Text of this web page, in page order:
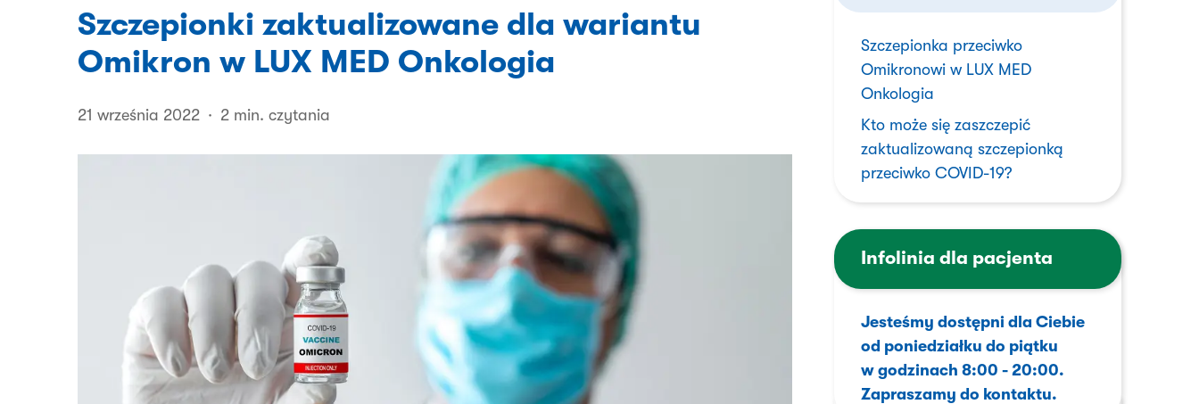
Szczepionki zaktualizowane dla wariantu
Omikron w LUX MED Onkologia
21 września 2022 2 min. czytania
Szczepionka przeciwko
Omikronowi w LUX MED
Onkologia
Kto może się zaszczepić
zaktualizowaną szczepionką
przeciwko COVID-19?
Infolinia dla pacjenta
Jesteśmy dostępni dla Ciebie
od poniedziałku do piątku
w godzinach 8:00 - 20:00.
Zapraszamy do kontaktu.